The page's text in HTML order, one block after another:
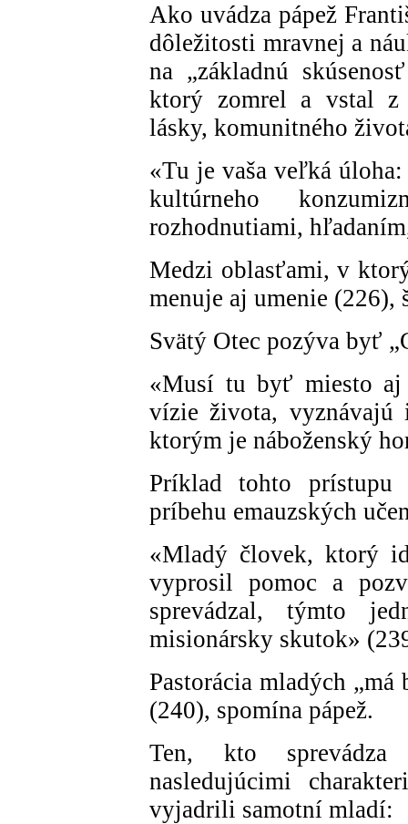
Ako uvádza pápež
dôležitosti mravnej a
na „základnú
ktorý zomrel a vstal z
lásky, komunitného
«Tu je vaša veľká
kultúrneho
rozhodnutiami,
Medzi oblasťami, v
menuje aj umenie
Svätý Otec pozýva byť
«Musí tu byť miesto
vízie života,
ktorým je náboženský
Príklad tohto prístupu
príbehu emauzských
«Mladý človek, ktorý
vyprosil pomoc a
sprevádzal, týmto
misionársky skutok»
Pastorácia mladých
(240), spomína pápež.
Ten, kto
nasledujúcimi
vyjadrili samotní mladí: